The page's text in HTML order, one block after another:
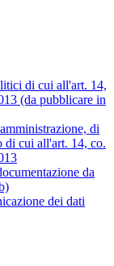
di cui all'art. 14,
(da pubblicare in
di
di cui all'art. 14, co.
da
dei dati